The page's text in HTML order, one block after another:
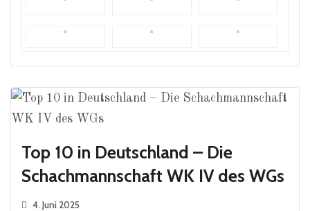
Top 10 in Deutschland – Die
Schachmannschaft WK IV des WGs
4. Juni 2025